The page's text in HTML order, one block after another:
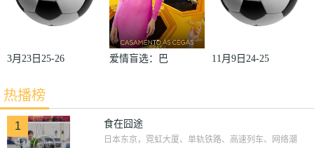
3月23日25-26
轮雷恩VS梅
斯
爱情盲选：巴
11月9日24-25
利
热播榜
1 食在囧途
日本东京，霓虹大厦、单轨铁路、高速列车、网络潮